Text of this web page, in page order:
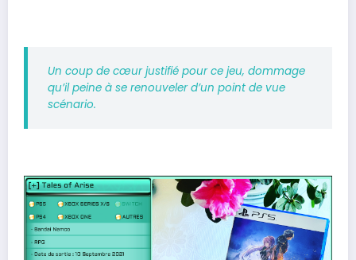
Un coup de cœur justifié pour ce jeu, dommage
qu’il peine à se renouveler d’un point de vue
scénario.